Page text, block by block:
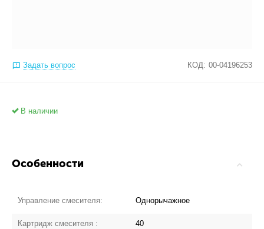
Задать вопрос КОД: 00-04196253
В наличии
Особенности
Управление смесителя: Однорычажное
Картридж смесителя : 40